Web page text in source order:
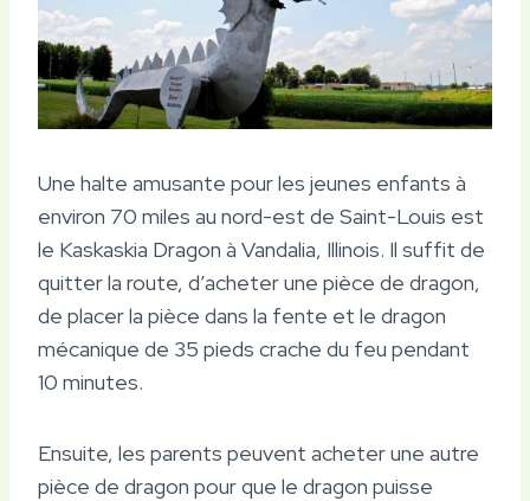
Une halte amusante pour les jeunes enfants à
environ 70 miles au nord-est de Saint-Louis est
le Kaskaskia Dragon à Vandalia, Illinois. Il suffit de
quitter la route, d’acheter une pièce de dragon,
de placer la pièce dans la fente et le dragon
mécanique de 35 pieds crache du feu pendant
10 minutes.
Ensuite, les parents peuvent acheter une autre
pièce de dragon pour que le dragon puisse